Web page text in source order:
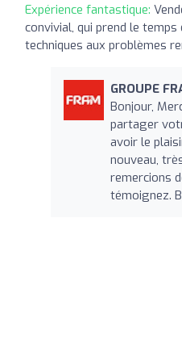
Expérience fantastique:
convivial, qui prend le
techniques aux problèmes
GROUPE
Bonjour,
partager
avoir le
nouveau,
remercions
témoignez.